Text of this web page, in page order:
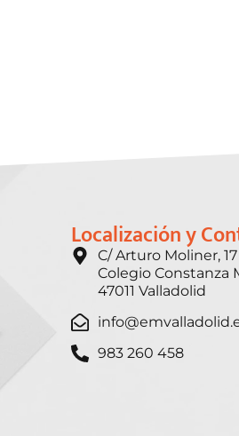
Localización y
C/ Arturo Moliner, 17
Colegio Constanza
47011 Valladolid
983 260 458